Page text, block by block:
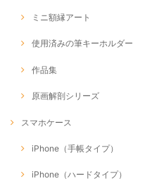
ミニ額縁アート
使用済みの筆キーホルダー
作品集
原画解剖シリーズ
スマホケース
iPhone（手帳タイプ）
iPhone（ハードタイプ）